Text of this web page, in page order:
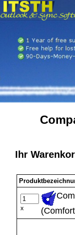
Ihr
x